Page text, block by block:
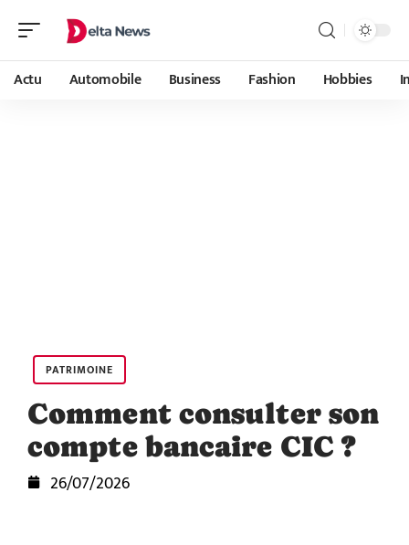
Actu Automobile Business Fashion Hobbies
PATRIMOINE
Comment consulter son
compte bancaire CIC ?
26/07/2026